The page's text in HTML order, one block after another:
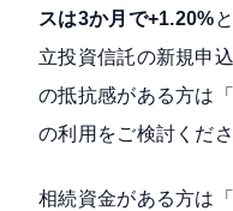
スは3か月で+1.20%
立投資信託の新規申
の抵抗感がある方は
の利用をご検討くださ
相続資金がある方は